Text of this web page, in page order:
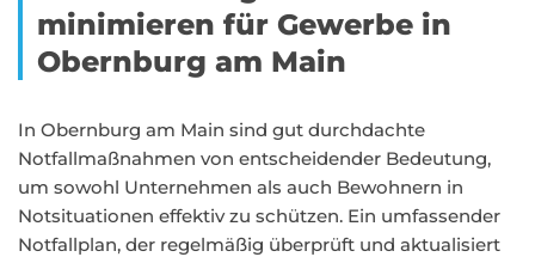
minimieren für Gewerbe in
Obernburg am Main
In Obernburg am Main sind gut durchdachte
Notfallmaßnahmen von entscheidender Bedeutung,
um sowohl Unternehmen als auch Bewohnern in
Notsituationen effektiv zu schützen. Ein umfassender
Notfallplan, der regelmäßig überprüft und aktualisiert